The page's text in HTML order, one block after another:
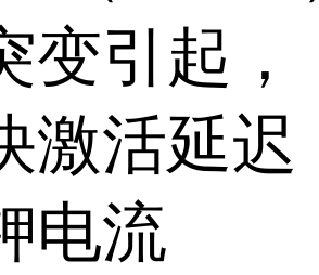
变引起，
激活延迟
电流